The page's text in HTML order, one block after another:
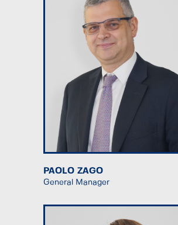
PAOLO ZAGO
General Manager